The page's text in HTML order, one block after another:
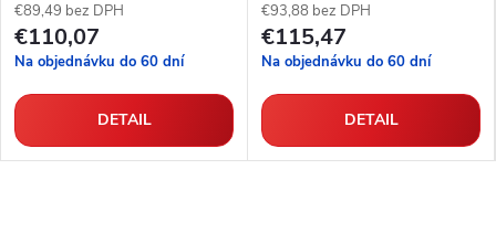
€89,49 bez DPH
€110,07
Na objednávku do 60 dní
DETAIL
€93,88 bez DPH
€115,47
Na objednávku do 60 dní
DETAIL